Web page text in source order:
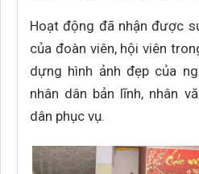
Hoạt động đã nhận được
của đoàn viên, hội viên
dựng hình ảnh đẹp của
nhân dân bản lĩnh, nhân
dân phục vụ.